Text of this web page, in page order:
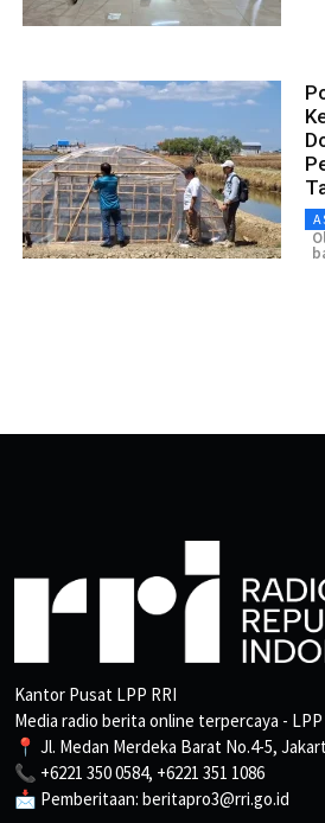
Kantor Pusat LPP RRI
Media radio berita online terpercaya - LPP
📍 Jl. Medan Merdeka Barat No.4-5,
📞 +6221 350 0584, +6221 351 1086
📩 Pemberitaan: beritapro3@rri.go.id